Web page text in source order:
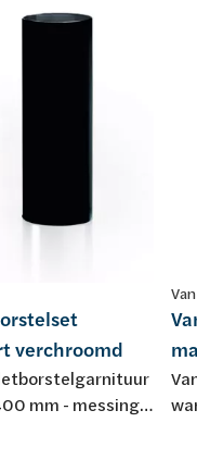
verchroomd
mm - messing -